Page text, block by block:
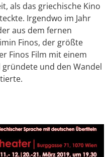
als das griechische Kino
Irgendwo im Jahr
aus dem fernen
Finos, der größte
Finos Film mit einem
und den Wandel